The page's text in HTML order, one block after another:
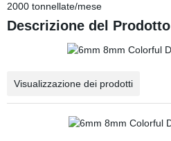
2000 tonnellate/mese
Descrizione del Prodotto
Visualizzazione dei prodotti